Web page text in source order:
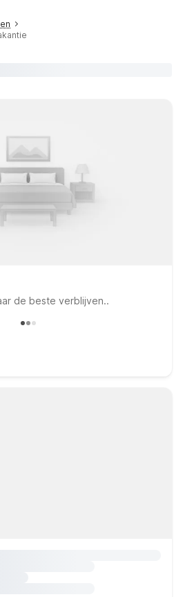
de beste verblijven..